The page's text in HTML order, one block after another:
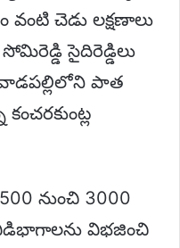
చెడు లక్షణాలు
సైదిరెడ్డిలు
పాత
నుంచి 3000
విభజించి